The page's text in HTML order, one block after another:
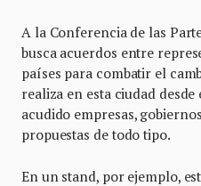
A la Conferencia de las
busca acuerdos entre
países para combatir el
realiza en esta ciudad
acudido empresas,
propuestas de todo tipo.
En un stand, por ejemplo,